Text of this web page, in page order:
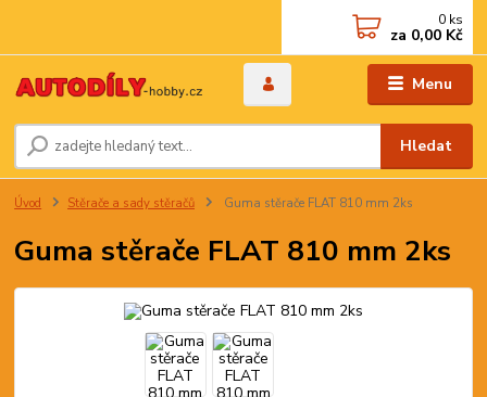
Menu
Hledat
0 ks
za 0,00 Kč
Úvod Stěrače a sady stěračů Guma stěrače FLAT 810 mm 2ks
Guma stěrače FLAT 810 mm 2ks